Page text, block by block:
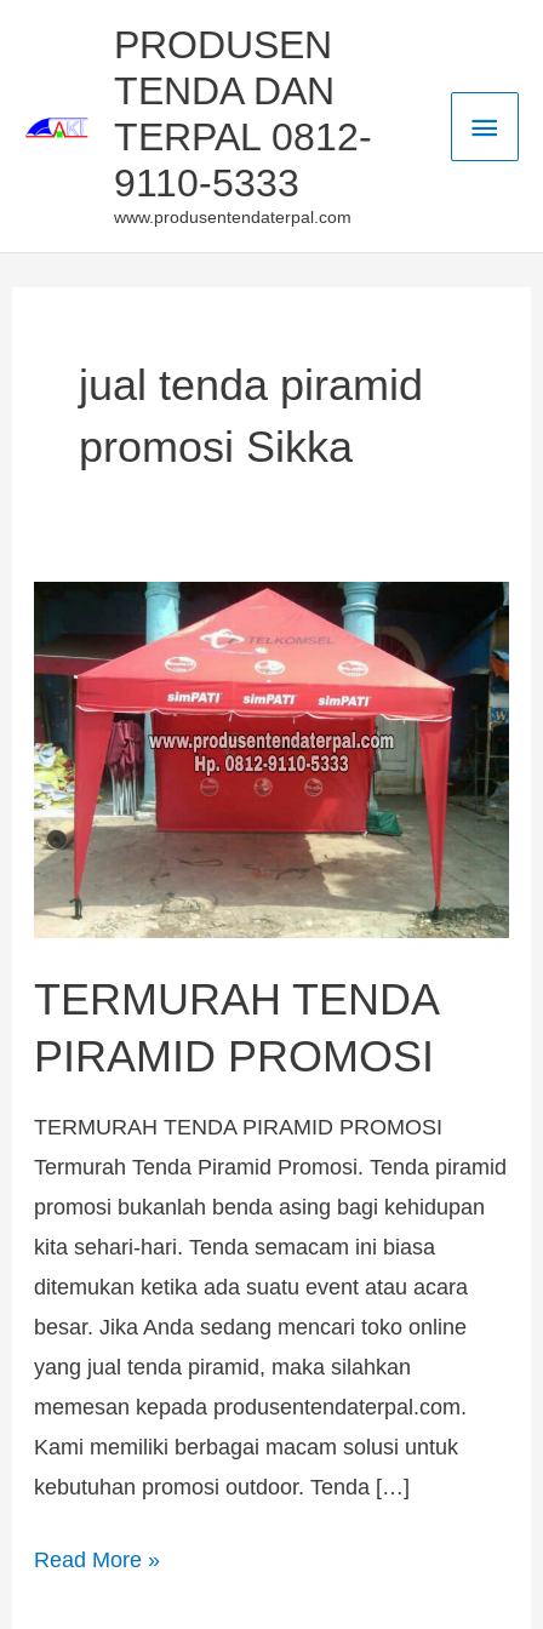
PRODUSEN
TENDA DAN
TERPAL 0812-
9110-5333
www.produsentendaterpal.com
jual tenda piramid
promosi Sikka
TERMURAH TENDA
PIRAMID PROMOSI
TERMURAH TENDA PIRAMID PROMOSI
Termurah Tenda Piramid Promosi. Tenda piramid
promosi bukanlah benda asing bagi kehidupan
kita sehari-hari. Tenda semacam ini biasa
ditemukan ketika ada suatu event atau acara
besar. Jika Anda sedang mencari toko online
yang jual tenda piramid, maka silahkan
memesan kepada produsentendaterpal.com.
Kami memiliki berbagai macam solusi untuk
kebutuhan promosi outdoor. Tenda […]
TERMURAH
TENDA
PIRAMID
PROMOSI
Read More »